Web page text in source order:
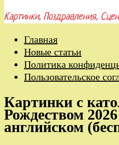
Картинки, Поздравления,
Главная
Новые статьи
Политика
Пользовательское
Картинки с
Рождеством
английском